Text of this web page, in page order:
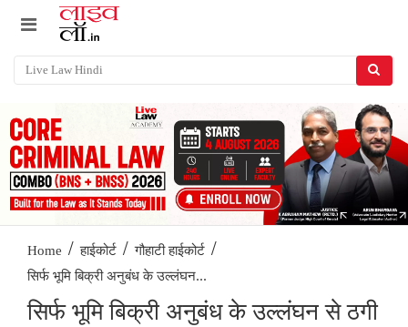
Home / हाईकोर्ट / गौहाटी हाईकोर्ट /
सिर्फ भूमि बिक्री अनुबंध के उल्लंघन...
सिर्फ भूमि बिक्री अनुबंध के उल्लंघन से ठगी